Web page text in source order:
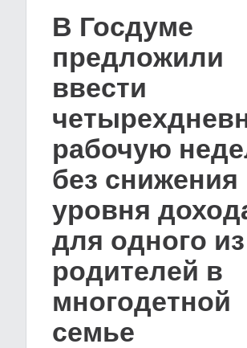
В Госдуме
предложили
ввести
рабочую
без снижения
уровня
для одного из
родителей в
многодетной
семье